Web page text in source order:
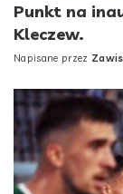
Punkt na
Kleczew.
Posted
Napisane przez